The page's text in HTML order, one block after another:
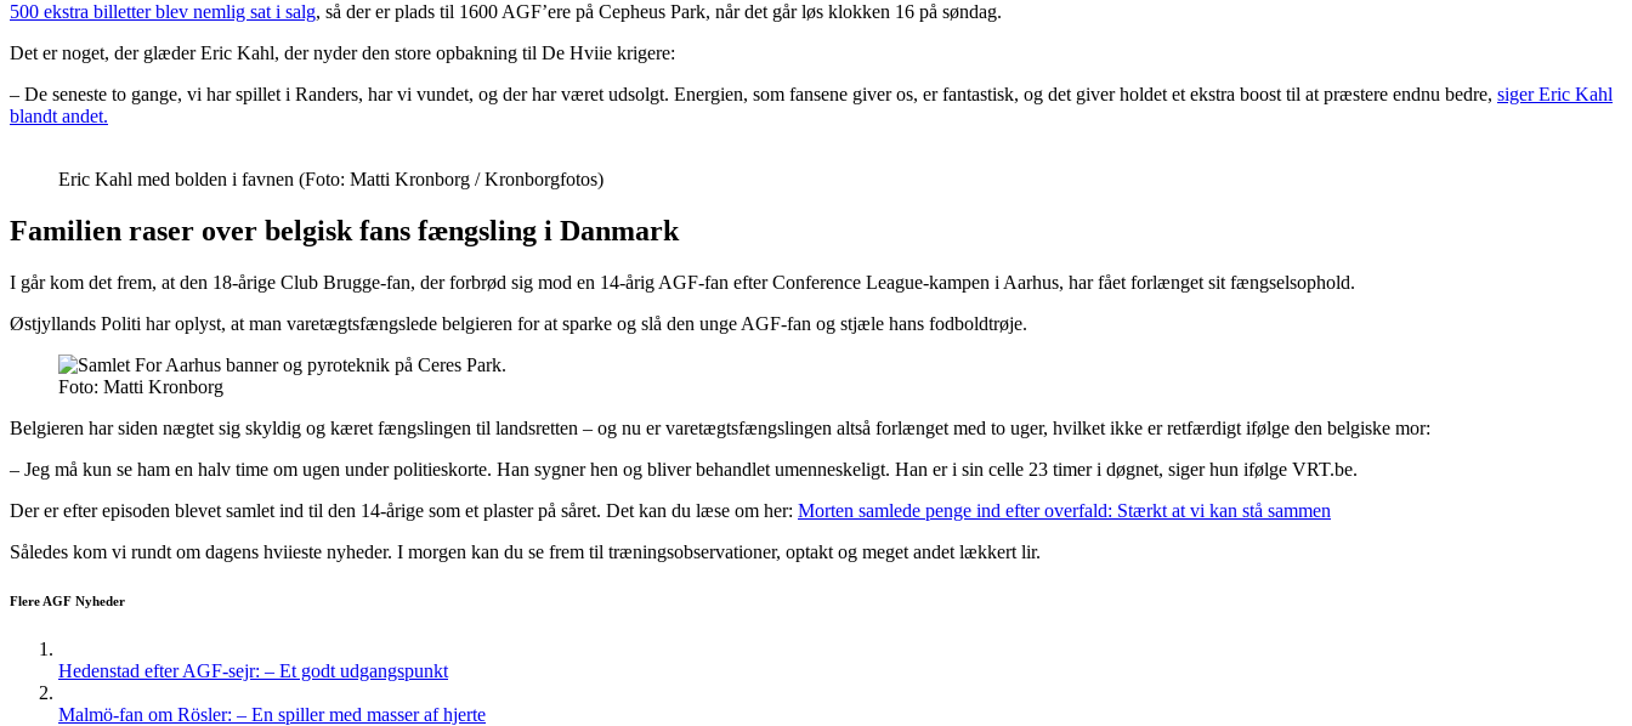
500 ekstra billetter blev nemlig sat i salg, så der er plads til 1600 AGF’ere på Cepheus Park, når det går løs klokken 16 på søndag.
Det er noget, der glæder Eric Kahl, der nyder den store opbakning til De Hviie krigere:
– De seneste to gange, vi har spillet i Randers, har vi vundet, og der har været udsolgt. Energien, som fansene giver os, er fantastisk, og det giver holdet et ekstra boost til at præstere endnu bedre, siger Eric Kahl
blandt andet.
Eric Kahl med bolden i favnen (Foto: Matti Kronborg / Kronborgfotos)
Familien raser over belgisk fans fængsling i Danmark
I går kom det frem, at den 18-årige Club Brugge-fan, der forbrød sig mod en 14-årig AGF-fan efter Conference League-kampen i Aarhus, har fået forlænget sit fængselsophold.
Østjyllands Politi har oplyst, at man varetægtsfængslede belgieren for at sparke og slå den unge AGF-fan og stjæle hans fodboldtrøje.
Foto: Matti Kronborg
Belgieren har siden nægtet sig skyldig og kæret fængslingen til landsretten – og nu er varetægtsfængslingen altså forlænget med to uger, hvilket ikke er retfærdigt ifølge den belgiske mor:
– Jeg må kun se ham en halv time om ugen under politieskorte. Han sygner hen og bliver behandlet umenneskeligt. Han er i sin celle 23 timer i døgnet, siger hun ifølge VRT.be.
Der er efter episoden blevet samlet ind til den 14-årige som et plaster på såret. Det kan du læse om her: Morten samlede penge ind efter overfald: Stærkt at vi kan stå sammen
Således kom vi rundt om dagens hviieste nyheder. I morgen kan du se frem til træningsobservationer, optakt og meget andet lækkert lir.
Flere AGF Nyheder
Hedenstad efter AGF-sejr: – Et godt udgangspunkt
Malmö-fan om Rösler: – En spiller med masser af hjerte